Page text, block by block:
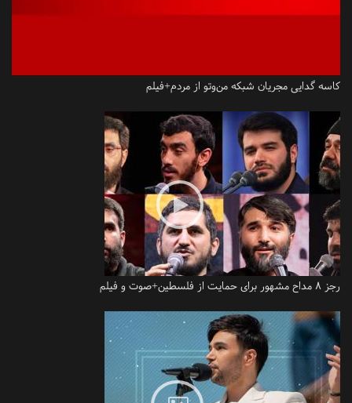
کاسه گدایی مجریان شبکه من‌وتو از مردم+فیلم
رجز 8 مداح مشهور برای حمایت از فلسطین+صوت و فیلم